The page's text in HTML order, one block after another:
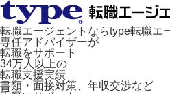
転職エージェントならtype転職エ
専任アドバイザーが
転職をサポート
34万人以上の
転職支援実績
書類・面接対策、年収交渉など